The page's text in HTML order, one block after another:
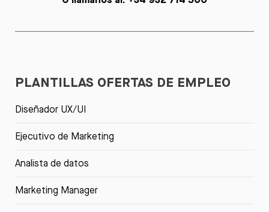
PLANTILLAS OFERTAS DE EMPLEO
Diseñador UX/UI
Ejecutivo de Marketing
Analista de datos
Marketing Manager